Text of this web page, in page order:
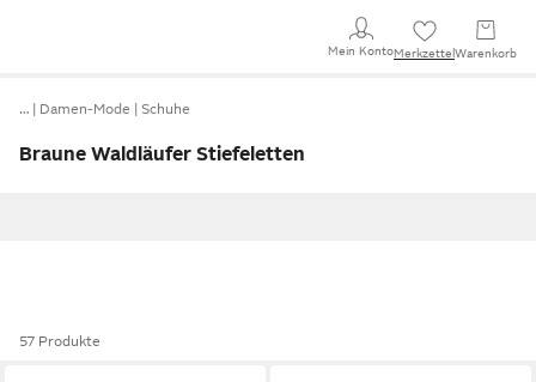
Mein KontoMerkzettel Warenkorb
… Damen-Mode Schuhe
Braune Waldläufer Stiefeletten
57 Produkte